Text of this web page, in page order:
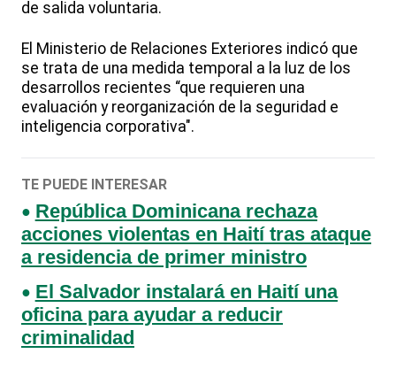
de salida voluntaria.
El Ministerio de Relaciones Exteriores indicó que
se trata de una medida temporal a la luz de los
desarrollos recientes “que requieren una
evaluación y reorganización de la seguridad e
inteligencia corporativa".
TE PUEDE INTERESAR
República Dominicana rechaza
acciones violentas en Haití tras ataque
a residencia de primer ministro
El Salvador instalará en Haití una
oficina para ayudar a reducir
criminalidad